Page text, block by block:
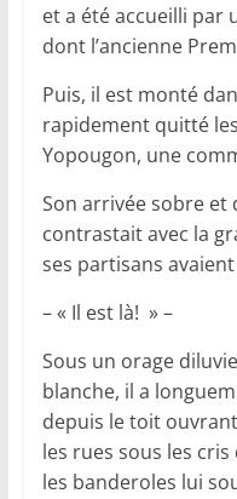
et a été accueilli par
dont l’ancienne
Puis, il est monté
rapidement quitté
Yopougon, une
Son arrivée sobre et
contrastait avec la
ses partisans
– « Il est là! » –
Sous un orage
blanche, il a
depuis le toit
les rues sous les cris
les banderoles lui